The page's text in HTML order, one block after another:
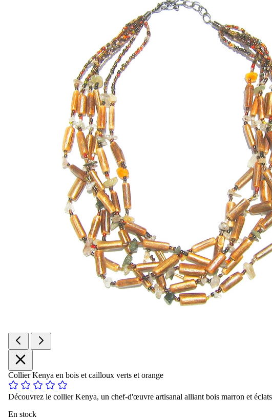
Collier Kenya en bois et cailloux verts et orange
Découvrez le collier Kenya, un chef-d'œuvre artisanal alliant bois marron et
En stock